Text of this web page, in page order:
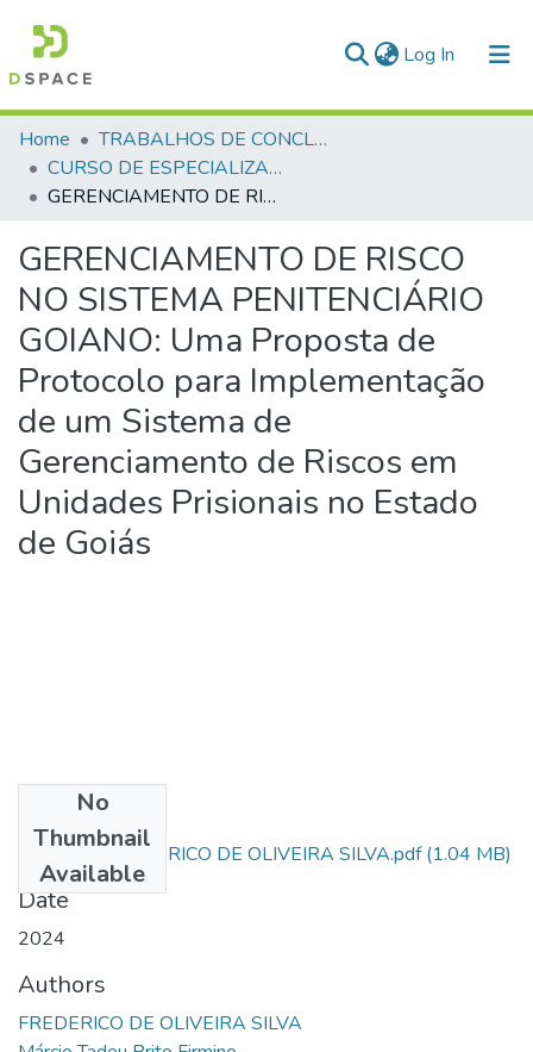
Log In (current)
Communities & Collections
All of DSpace
Home
TRABALHOS DE CONCLUSÃO DE CURSO - CAESP (CURSO DE ESPECIALIZAÇÃO EM ALTOS ESTUDOS EM SEGURANÇA PÚBLICA)
CURSO DE ESPECIALIZAÇÃO EM ALTOS ESTUDOS EM SEGURANÇA PÚBLICA - CAESP - 2024
GERENCIAMENTO DE RISCO NO SISTEMA PENITENCIÁRIO GOIANO: Uma Proposta de Protocolo para Implementação de um Sistema de Gerenciamento de Riscos em Unidades Prisionais no Estado de Goiás
GERENCIAMENTO DE RISCO
NO SISTEMA PENITENCIÁRIO
GOIANO: Uma Proposta de
Protocolo para Implementação
de um Sistema de
Gerenciamento de Riscos em
Unidades Prisionais no Estado
de Goiás
No
Thumbnail
Available
ARTIGO - FREDERICO DE OLIVEIRA SILVA.pdf(1.04 MB)
Date
2024
Authors
FREDERICO DE OLIVEIRA SILVA